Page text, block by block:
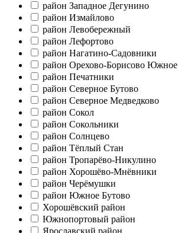
район Западное Дегунино
район Измайлово
район Левобережный
район Лефортово
район Нагатино-Садовники
район Орехово-Борисово Южное
район Печатники
район Северное Бутово
район Северное Медведково
район Сокол
район Сокольники
район Солнцево
район Тёплый Стан
район Тропарёво-Никулино
район Хорошёво-Мнёвники
район Черёмушки
район Южное Бутово
Хорошёвский район
Южнопортовый район